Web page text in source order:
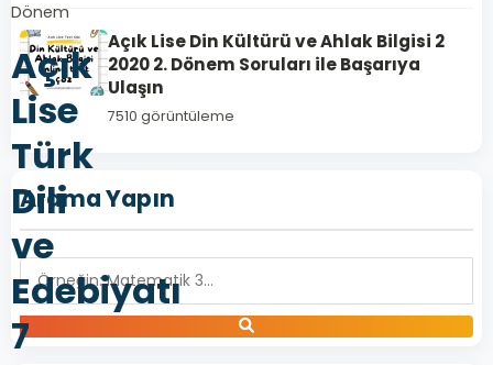
Dönem
Açık
Lise
Türk
Dili
ve
Edebiyatı
7
Açık Lise Din Kültürü ve Ahlak Bilgisi 2
2020 2. Dönem Soruları ile Başarıya
Ulaşın
7510 görüntüleme
Arama Yapın